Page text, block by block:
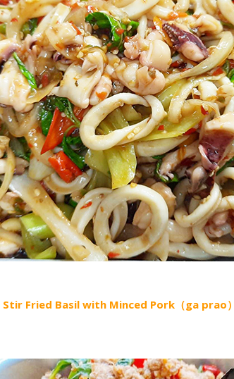
Stir Fried Basil with Minced Pork（ga prao）